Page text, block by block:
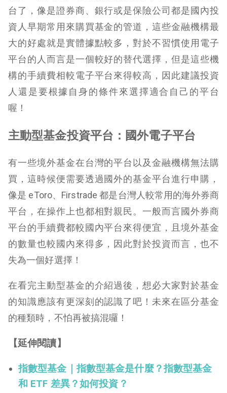
台了，像是證券商、銀行或是保險公司都是國內投
資人早期常用來購買基金的管道，這些金融機構最
大的好處就是實體據點較多，對於不習慣使用電子
平台的人而言是一個較好的替代選擇，但是這些機
構的手續費相較電子平台來得較高，因此建議投資
人還是要根據自身的條件來選擇適合自己的平台
喔！
主動型基金投資平台：國外電子平台
有一些境外基金在台灣的平台以及金融機構無法購
買，這時候便需要透過國外的基金平台進行申購，
像是 eToro、Firstrade 都是台灣人較常用的海外券商
平台，在操作上也都相對親民。一般而言國外券商
平台的手續費都較國內平台來得便宜，且境外基金
的數量也較國內來得多，因此對於投資而言，也不
失為一個好選擇！
在看完主動型基金的介紹過後，想必大家對於基金
的知識應該有更深刻的認識了吧！未來在區分基金
的種類時，不怕再被搞混囉！
【延伸閱讀】
指數型基金｜指數型基金是什麼？指數型基金
和 ETF 差異？如何投資？